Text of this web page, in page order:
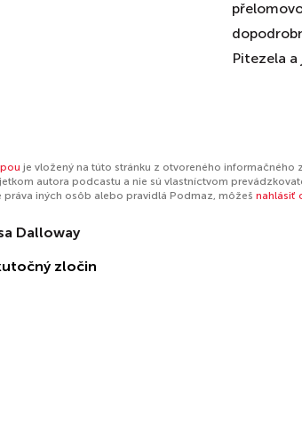
Pitezela
je vložený na túto stránku z otvoreného informačného
autora podcastu a nie sú vlastníctvom
iných osôb alebo pravidlá Podmaz, môžeš nahlásiť
Dalloway
zločin